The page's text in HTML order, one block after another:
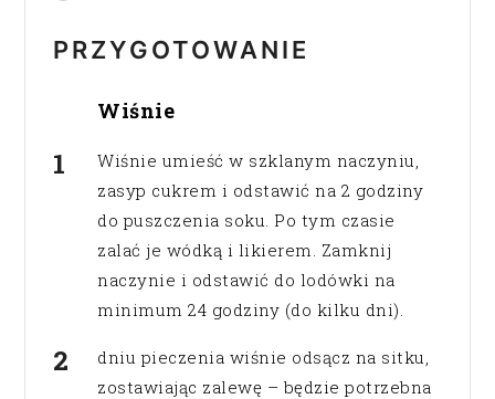
PRZYGOTOWANIE
Wiśnie
Wiśnie umieść w szklanym naczyniu,
zasyp cukrem i odstawić na 2 godziny
do puszczenia soku. Po tym czasie
zalać je wódką i likierem. Zamknij
naczynie i odstawić do lodówki na
minimum 24 godziny (do kilku dni).
dniu pieczenia wiśnie odsącz na sitku,
zostawiając zalewę – będzie potrzebna